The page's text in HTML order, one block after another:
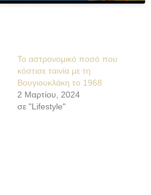
Το αστρονομικό ποσό που
κόστισε ταινία με τη
Βουγιουκλάκη το 1968
2 Μαρτίου, 2024
σε "Lifestyle"